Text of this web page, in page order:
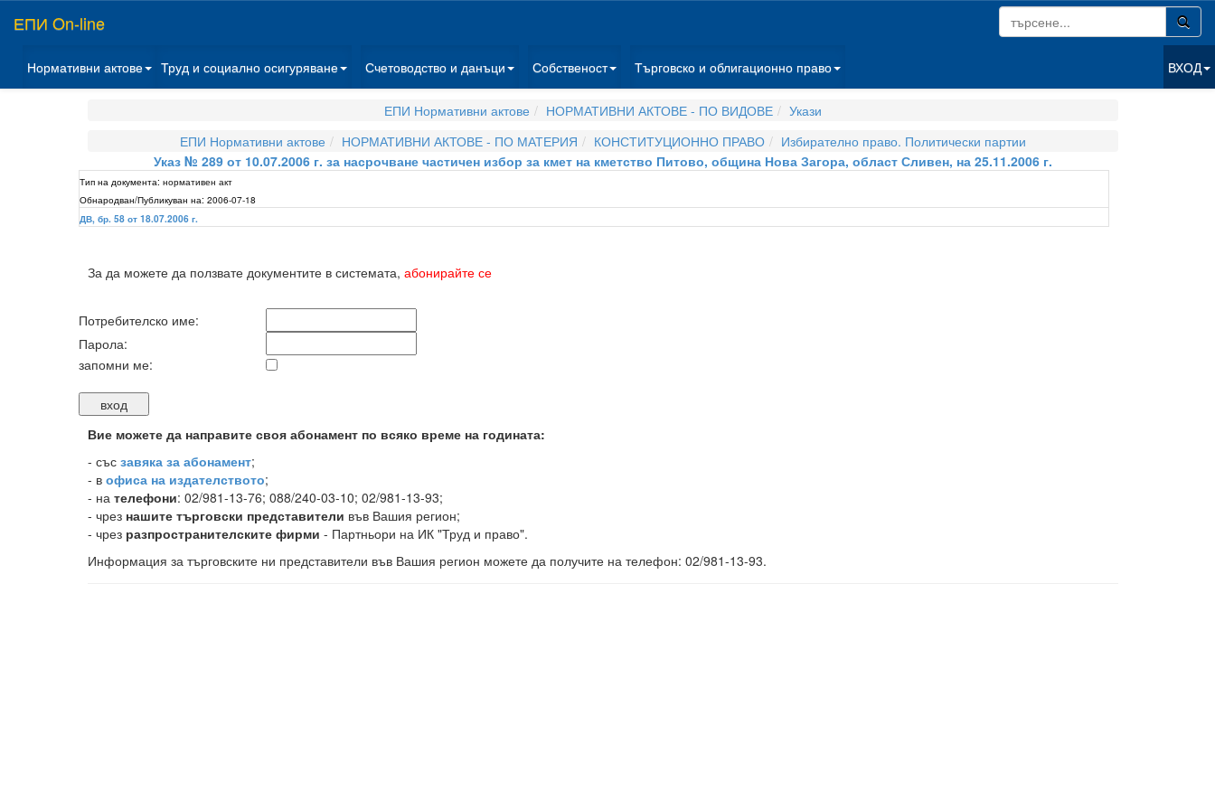
ЕПИ On-line
Нормативни актове Труд и социално осигуряване Счетоводство и данъци Собственост Търговско и облигационно право ВХОД
ЕПИ Нормативни актове НОРМАТИВНИ АКТОВЕ - ПО ВИДОВЕ
Укази
ЕПИ Нормативни актове
НОРМАТИВНИ АКТОВЕ - ПО МАТЕРИЯ КОНСТИТУЦИОННО ПРАВО
Избирателно право. Политически партии
Указ № 289 от 10.07.2006 г. за насрочване частичен избор за кмет на кметство Питово, община Нова Загора, област Сливен, на 25.11.2006 г.
Тип на документа: нормативен акт
Обнародван/Публикуван на: 2006-07-18
ДВ, бр. 58 от 18.07.2006 г.
За да можете да ползвате документите в системата, абонирайте се
Потребителско име:
Парола:
запомни ме:
Вие можете да направите своя абонамент по всяко време на годината:
- със завяка за абонамент;
- в офиса на издателството;
- на телефони: 02/981-13-76; 088/240-03-10; 02/981-13-93;
- чрез нашите търговски представители във Вашия регион;
- чрез разпространителските фирми - Партньори на ИК "Труд и право".
Информация за търговските ни представители във Вашия регион можете да получите на телефон: 02/981-13-93.